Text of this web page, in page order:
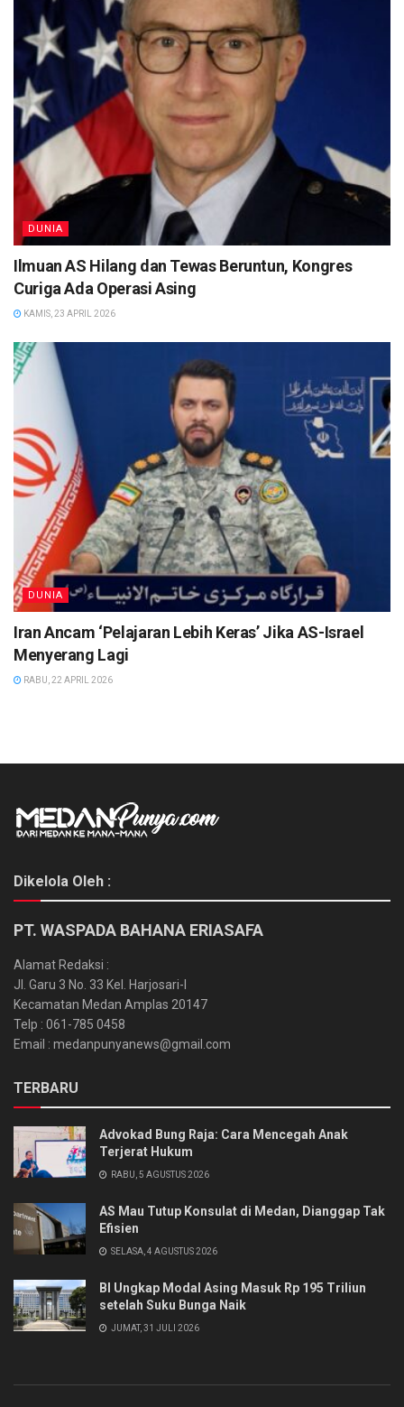
DUNIA
Ilmuan AS Hilang dan Tewas Beruntun, Kongres
Curiga Ada Operasi Asing
KAMIS, 23 APRIL 2026
DUNIA
Iran Ancam ‘Pelajaran Lebih Keras’ Jika AS-Israel
Menyerang Lagi
RABU, 22 APRIL 2026
Dikelola Oleh :
PT. WASPADA BAHANA ERIASAFA
Alamat Redaksi :
Jl. Garu 3 No. 33 Kel. Harjosari-I
Kecamatan Medan Amplas 20147
Telp : 061-785 0458
Email : medanpunyanews@gmail.com
TERBARU
Advokad Bung Raja: Cara Mencegah Anak
Terjerat Hukum
RABU, 5 AGUSTUS 2026
AS Mau Tutup Konsulat di Medan, Dianggap Tak
Efisien
SELASA, 4 AGUSTUS 2026
BI Ungkap Modal Asing Masuk Rp 195 Triliun
setelah Suku Bunga Naik
JUMAT, 31 JULI 2026